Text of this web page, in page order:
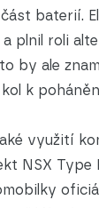
baterií.
plnil roli
by ale
k
využití
NSX Type